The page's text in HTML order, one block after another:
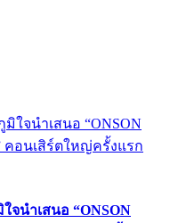
จนำเสนอ “ONSON